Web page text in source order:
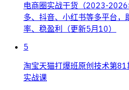
电商圈实战干货（2023-
多、抖音、小红书等多平台，
率、稳盈利（更新5月10）
5
淘宝天猫打爆班原创技术第
实战课